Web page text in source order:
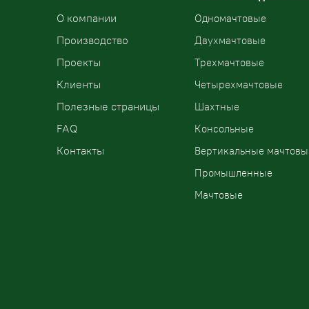
О компании
Производство
Проекты
Клиенты
Полезные страницы
FAQ
Контакты
Одномачтовые
Двухмачтовые
Трехмачтовые
Четырехмачтовые
Шахтные
Консольные
Вертикальные
Промышленные
Мачтовые